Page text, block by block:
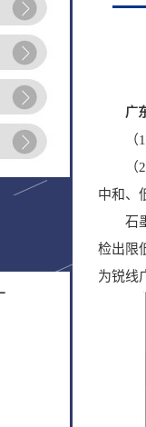
广
（1）
（2）
中和、
石墨
检出限
为锐线